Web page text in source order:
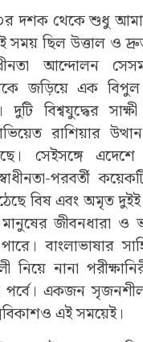
দশক থেকে শুধু
সময় ছিল উত্তাল ও
আন্দোলন
জড়িয়ে এক
বিশ্বযুদ্ধের
রাশিয়ার
সেইসঙ্গে এদেশে
পরবর্তী
বিষ এবং অমৃত
মানুষের জীবনধারা ও
বাংলাভাষার
নিয়ে নানা
পর্বে। একজন
এই সময়েই।